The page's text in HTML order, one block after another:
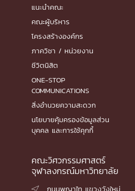
แนะนำคณะ
คณะผู้บริหาร
โครงสร้างองค์กร
ภาควิชา / หน่วยงาน
ชีวิตนิสิต
ONE-STOP
COMMUNICATIONS
สิ่งอำนวยความสะดวก
นโยบายคุ้มครองข้อมูลส่วน
บุคคล และการใช้คุกกี้
คณะวิศวกรรมศาสตร์
จุฬาลงกรณ์มหาวิทยาลัย
